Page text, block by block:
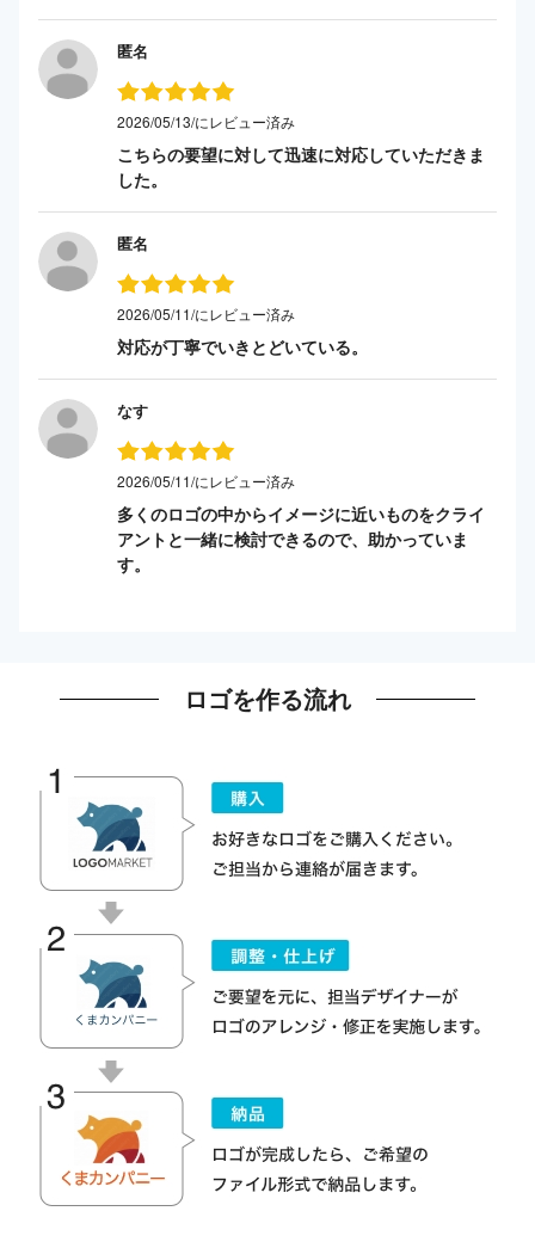
匿名
2026/05/13/にレビュー済み
こちらの要望に対して迅速に対応していただきま
した。
匿名
2026/05/11/にレビュー済み
対応が丁寧でいきとどいている。
なす
2026/05/11/にレビュー済み
多くのロゴの中からイメージに近いものをクライ
アントと一緒に検討できるので、助かっていま
す。
ロゴを作る流れ